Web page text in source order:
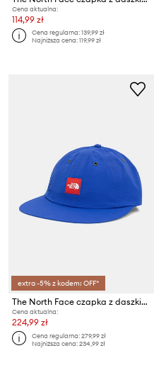
Cena aktualna:
114,99 zł
Cena regularna:139,99 zł
Najniższa cena:119,99 zł
extra -5% z kodem: OFF*
The North Face czapka z daszkiem Redbox
Cena aktualna:
224,99 zł
Cena regularna:279,99 zł
Najniższa cena:234,99 zł